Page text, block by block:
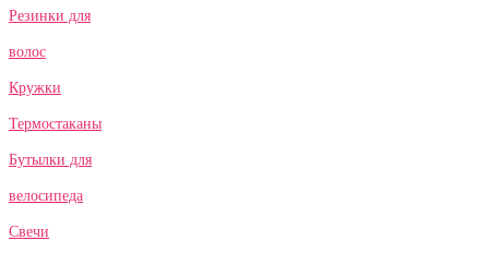
Резинки для
волос
Кружки
Термостаканы
Бутылки для
велосипеда
Свечи